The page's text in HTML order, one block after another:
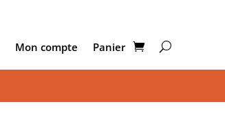
Mon compte Panier